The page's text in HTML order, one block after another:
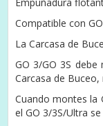
Empuñadura
Compatible con
La Carcasa de
GO 3/GO 3S
Carcasa de
Cuando montes la
el GO 3/3S/Ultra